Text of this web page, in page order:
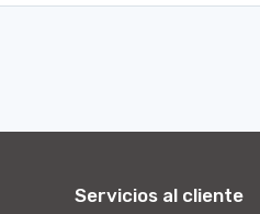
Servicios al cliente